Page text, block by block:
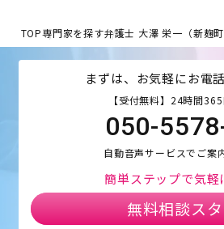
TOP専門家を探す弁護士 大澤 栄一（新麹町
まずは、お気軽にお電
【受付無料】24時間
050-
自動音声サービスでご案
簡単ステップで気軽
無料相談ス